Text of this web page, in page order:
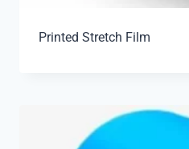
Printed Stretch Film